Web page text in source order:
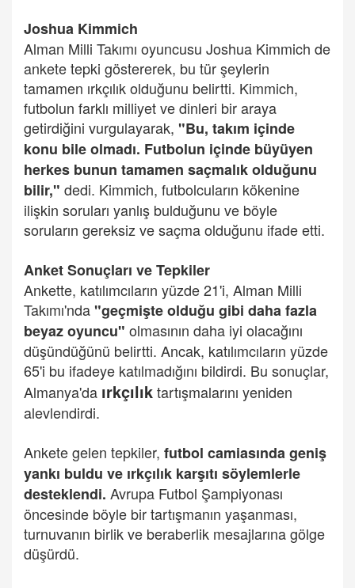
Joshua Kimmich
Alman Milli Takımı oyuncusu Joshua Kimmich de
ankete tepki göstererek, bu tür şeylerin
tamamen ırkçılık olduğunu belirtti. Kimmich,
futbolun farklı milliyet ve dinleri bir araya
getirdiğini vurgulayarak, "Bu, takım içinde
konu bile olmadı. Futbolun içinde büyüyen
herkes bunun tamamen saçmalık olduğunu
bilir," dedi. Kimmich, futbolcuların kökenine
ilişkin soruları yanlış bulduğunu ve böyle
soruların gereksiz ve saçma olduğunu ifade etti.
Anket Sonuçları ve Tepkiler
Ankette, katılımcıların yüzde 21'i, Alman Milli
Takımı'nda "geçmişte olduğu gibi daha fazla
beyaz oyuncu" olmasının daha iyi olacağını
düşündüğünü belirtti. Ancak, katılımcıların yüzde
65'i bu ifadeye katılmadığını bildirdi. Bu sonuçlar,
Almanya'da ırkçılıktartışmalarını yeniden
alevlendirdi.
Ankete gelen tepkiler, futbol camiasında geniş
yankı buldu ve ırkçılık karşıtı söylemlerle
desteklendi. Avrupa Futbol Şampiyonası
öncesinde böyle bir tartışmanın yaşanması,
turnuvanın birlik ve beraberlik mesajlarına gölge
düşürdü.